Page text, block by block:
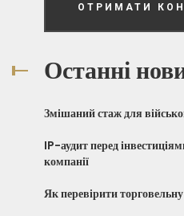
ОТРИМАТИ
Останні
Змішаний стаж для
IP-аудит перед
компанії
Як перевірити